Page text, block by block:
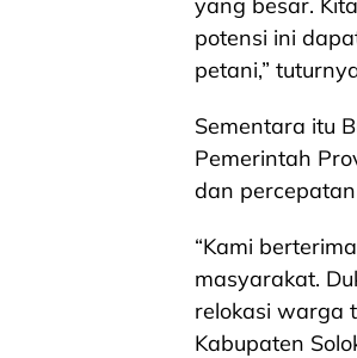
potensi ini
petani,”
Sementara itu
Pemerintah
dan
“Kami
masyarakat.
relokasi warga
Kabupaten